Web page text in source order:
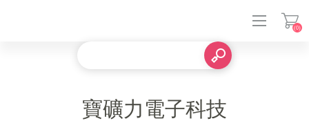
(0)
寶礦力電子科技